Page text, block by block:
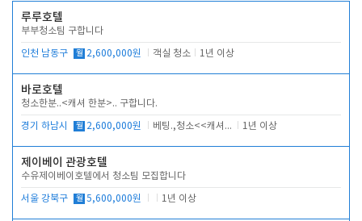
루루호텔
부부청소팀 구합니다
인천 남동구 월 2,600,000원 객실 청소 1년 이상
바로호텔
청소한분..<캐셔 한분>.. 구합니다.
경기 하남시 월 2,600,000원 베팅.,청소<<캐셔 모셔봅니다. 1년 이상
제이베이 관광호텔
수유제이베이호텔에서 청소팀 모집합니다
서울 강북구 월 5,600,000원 1년 이상